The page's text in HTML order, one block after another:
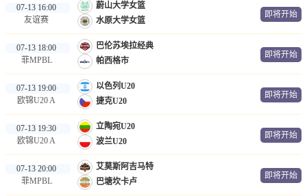
07-13 16:00
友谊赛
蔚山大学女篮
水原大学女篮
即将开始
07-13 18:00
菲MPBL
巴伦苏埃拉经典
帕西格市
即将开始
07-13 19:00
欧锦U20 A
以色列U20
捷克U20
即将开始
07-13 19:30
欧锦U20 A
立陶宛U20
波兰U20
即将开始
07-13 20:00
菲MPBL
艾莫斯阿吉马特
巴塘坎卡卢
即将开始